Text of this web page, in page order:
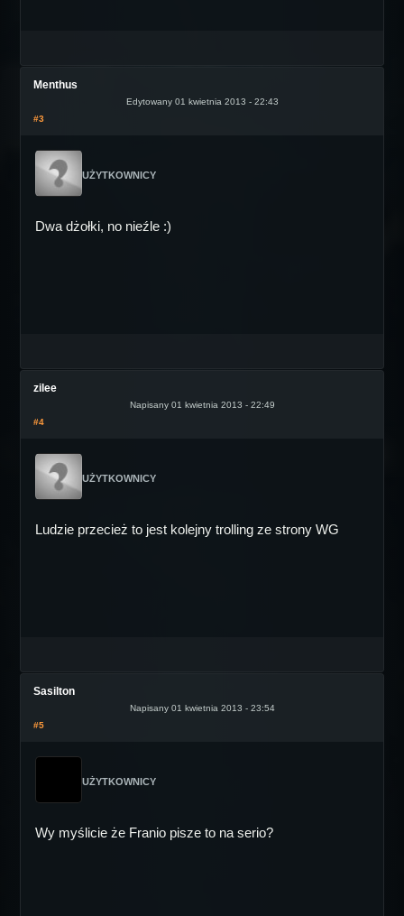
Menthus
Edytowany 01 kwietnia 2013 - 22:43
#3
UŻYTKOWNICY
Dwa dżołki, no nieźle :)
zilee
Napisany 01 kwietnia 2013 - 22:49
#4
UŻYTKOWNICY
Ludzie przecież to jest kolejny trolling ze strony WG
Sasilton
Napisany 01 kwietnia 2013 - 23:54
#5
UŻYTKOWNICY
Wy myślicie że Franio pisze to na serio?